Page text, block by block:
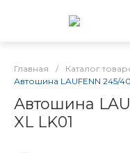
Главная / Каталог
Автошина LAUFENN 245/
Автошина
XL LK01